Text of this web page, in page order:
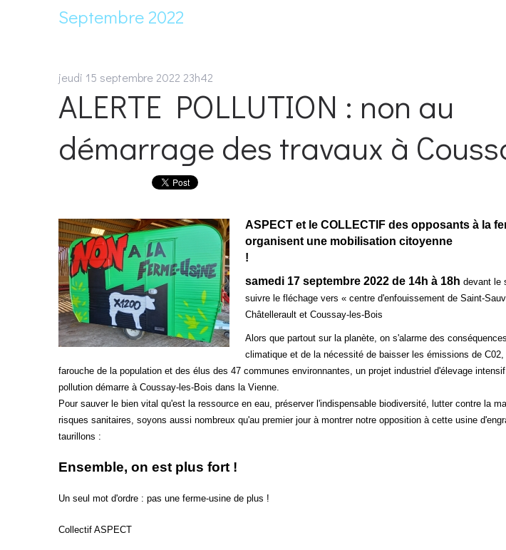
Septembre 2022
jeudi 15 septembre 2022 23h42
ALERTE POLLUTION : non au
démarrage des travaux à
ASPECT et le COLLECTIF des opposants à la
organisent une mobilisation citoyenne
!
samedi 17 septembre 2022 de 14h à 18h devant le
suivre le fléchage vers « centre d'enfouissement de Saint-
Châtellerault et Coussay-les-Bois
Alors que partout sur la planète, on s'alarme des
climatique et de lanécessité de baisser les émissions de
farouche de la population et des élus des 47 communes environnantes, un projet industriel d'élevage
pollution démarre à Coussay-les-Bois dans la Vienne.
Pour sauver le bien vital qu'est la ressource en eau, préserver l'indispensable biodiversité, lutter contre la
risques sanitaires, soyons aussi nombreux qu'au premier jour à montrer notre opposition à cette usine
taurillons :
Ensemble, on est plus fort !
Un seul mot d'ordre : pas une ferme-usine de plus !
Collectif ASPECT